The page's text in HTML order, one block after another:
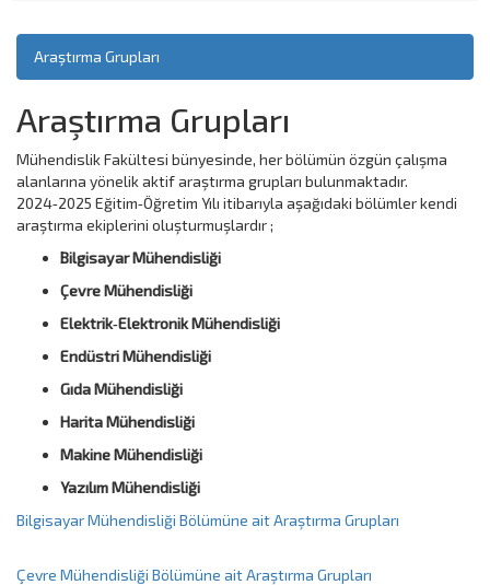
Araştırma Grupları
Araştırma Grupları
Mühendislik Fakültesi bünyesinde, her bölümün özgün çalışma
alanlarına yönelik aktif araştırma grupları bulunmaktadır.
2024‑2025 Eğitim‑Öğretim Yılı itibarıyla aşağıdaki bölümler kendi
araştırma ekiplerini oluşturmuşlardır ;
Bilgisayar Mühendisliği
Çevre Mühendisliği
Elektrik‑Elektronik Mühendisliği
Endüstri Mühendisliği
Gıda Mühendisliği
Harita Mühendisliği
Makine Mühendisliği
Yazılım Mühendisliği
Bilgisayar Mühendisliği Bölümüne ait Araştırma Grupları
Çevre Mühendisliği Bölümüne ait Araştırma Grupları